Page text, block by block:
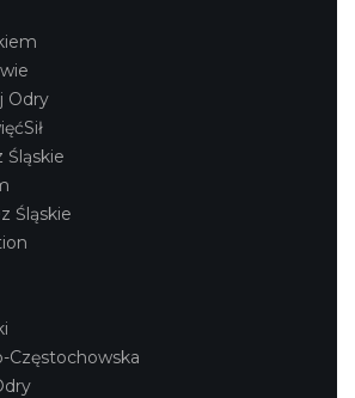
Odry
Śląskie
Śląskie
Częstochowska